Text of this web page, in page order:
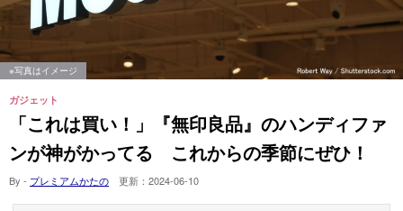
※写真はイメージ
ガジェット
「これは買い！」『無印良品』のハンディファ
ンが神がかってる これからの季節にぜひ！
By - プレミアムかたの 更新： 2024-06-10